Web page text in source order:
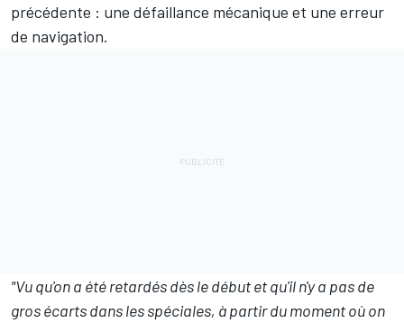
précédente : une défaillance mécanique et une erreur
de navigation.
"Vu qu'on a été retardés dès le début et qu'il n'y a pas de
gros écarts dans les spéciales, à partir du moment où on